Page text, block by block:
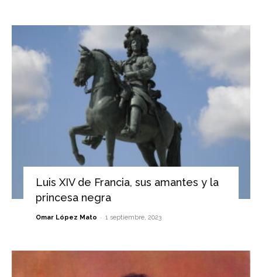
Luis XIV de Francia, sus amantes y la
princesa negra
Omar López Mato - 1 septiembre, 2023